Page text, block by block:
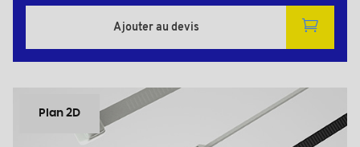
Ajouter au devis
Plan 2D